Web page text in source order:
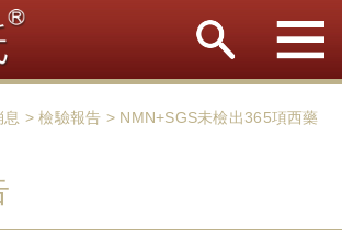
> 檢驗報告 > NMN+SGS未檢出365項西藥